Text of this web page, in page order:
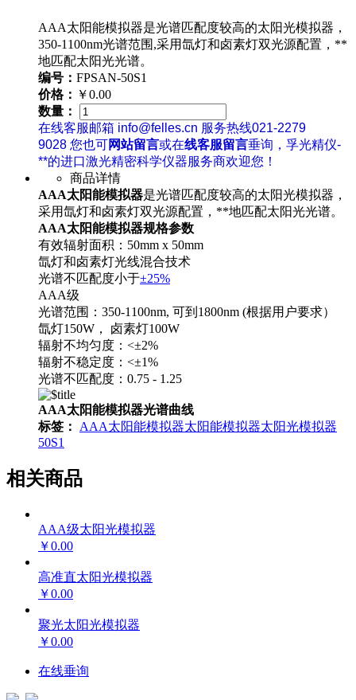
AAA太阳能模拟器是光谱匹配度较高的太阳光模拟器，
350-1100nm光谱范围,采用氙灯和卤素灯双光源配置，**
地匹配太阳光光谱。
编号： FPSAN-50S1
价格： ￥0.00
数量：
在线客服邮箱 info@felles.cn 服务热线021-2279
9028 您也可网站留言或在线客服留言垂询，孚光精仪-
**的进口激光精密科学仪器服务商欢迎您！
商品详情
AAA太阳能模拟器是光谱匹配度较高的太阳光模拟器，
采用氙灯和卤素灯双光源配置，**地匹配太阳光光谱。
AAA太阳能模拟器规格参数
有效辐射面积：50mm x 50mm
氙灯和卤素灯光线混合技术
光谱不匹配度小于±25%
AAA级
光谱范围：350-1100nm, 可到1800nm (根据用户要求）
氙灯150W， 卤素灯100W
辐射不均匀度：<±2%
辐射不稳定度：<±1%
光谱不匹配度：0.75 - 1.25
AAA太阳能模拟器光谱曲线
标签：
AAA太阳能模拟器太阳能模拟器太阳光模拟器
50S1
相关商品
AAA级太阳光模拟器
￥0.00
高准直太阳光模拟器
￥0.00
聚光太阳光模拟器
￥0.00
在线垂询